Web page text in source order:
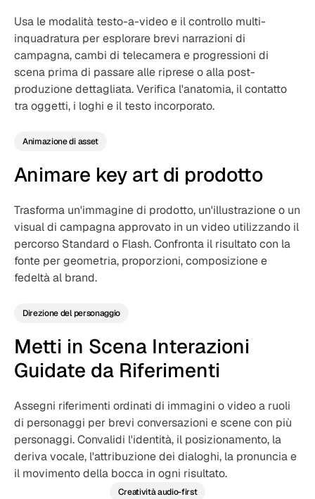
Usa le modalità testo-a-video e il controllo multi-
inquadratura per esplorare brevi narrazioni di
campagna, cambi di telecamera e progressioni di
scena prima di passare alle riprese o alla post-
produzione dettagliata. Verifica l'anatomia, il contatto
tra oggetti, i loghi e il testo incorporato.
Animazione di asset
Animare key art di prodotto
Trasforma un'immagine di prodotto, un'illustrazione o un
visual di campagna approvato in un video utilizzando il
percorso Standard o Flash. Confronta il risultato con la
fonte per geometria, proporzioni, composizione e
fedeltà al brand.
Direzione del personaggio
Metti in Scena Interazioni
Guidate da Riferimenti
Assegni riferimenti ordinati di immagini o video a ruoli
di personaggi per brevi conversazioni e scene con più
personaggi. Convalidi l'identità, il posizionamento, la
deriva vocale, l'attribuzione dei dialoghi, la pronuncia e
il movimento della bocca in ogni risultato.
Creatività audio-first